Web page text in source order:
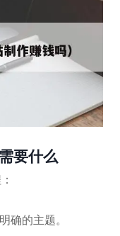
要什么
确的主题。